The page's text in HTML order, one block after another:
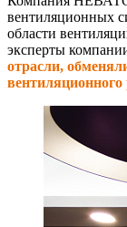
вентиляционных
области
эксперты
отрасли,